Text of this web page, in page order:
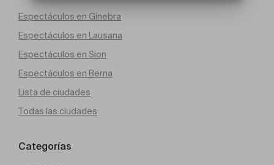
Espectáculos en Ginebra
Espectáculos en Lausana
Espectáculos en Sion
Espectáculos en Berna
Lista de ciudades
Todas las ciudades
Categorías